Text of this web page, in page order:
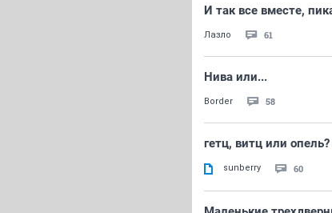
И так все вместе,
Лазло 61
Нива или...
Border 58
гетц, витц или опель?
sunberry 60